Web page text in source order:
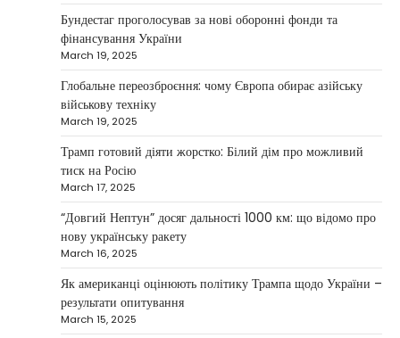
Велика Британія та Норвегія оголосили про
спільне фінансування нового оборонного пакета
для України на суму…
NEWS
Investment case study: Maksym Krippa
tells how he built a business empire
Верещагин Ігор April 10, 2025
Between 2023 and early 2025, investor
Maksym Krippa acquired the Parus
business center, the Ukraina…
NEWS
США заявили про готовність
керувати українськими АЕС
Бундестаг проголосував за нові оборонні фонди та
фінансування України
March 19, 2025
Глобальне переозброєння: чому Європа обирає азійську
військову техніку
March 19, 2025
Трамп готовий діяти жорстко: Білий дім про можливий
тиск на Росію
March 17, 2025
“Довгий Нептун” досяг дальності 1000 км: що відомо про
нову українську ракету
March 16, 2025
Як американці оцінюють політику Трампа щодо України –
результати опитування
March 15, 2025